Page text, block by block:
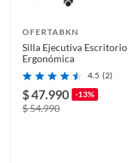
OFERTABKN
Silla Ejecutiva Escritorio
Ergonómica
4.5 (2)
$ 47.990 -13%
$ 54.990